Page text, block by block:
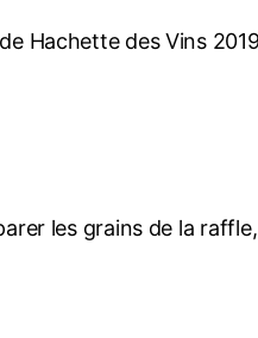
Hachette des Vins
les grains de la